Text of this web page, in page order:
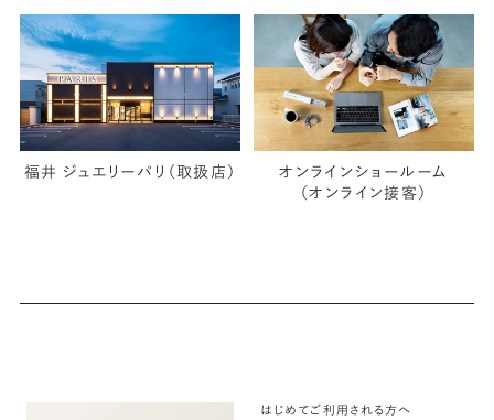
福井 ジュエリーパリ（取扱店）
オンラインショールーム
（オンライン接客）
はじめてご利用される方へ